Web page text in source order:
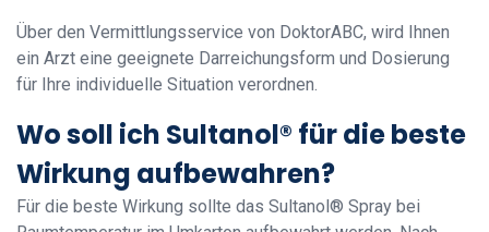
Über den Vermittlungsservice von DoktorABC, wird Ihnen
ein Arzt eine geeignete Darreichungsform und Dosierung
für Ihre individuelle Situation verordnen.
Wo soll ich Sultanol® für die beste
Wirkung aufbewahren?
Für die beste Wirkung sollte das Sultanol® Spray bei